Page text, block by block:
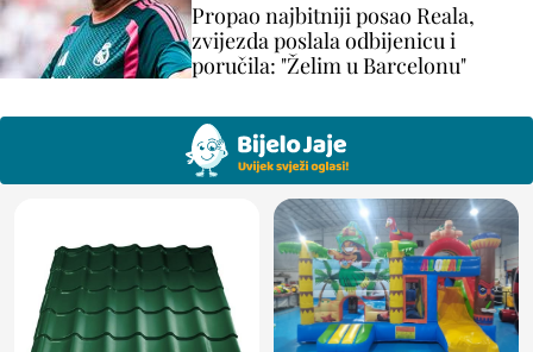
Propao najbitniji posao Reala,
zvijezda poslala odbijenicu i
poručila: "Želim u Barcelonu"